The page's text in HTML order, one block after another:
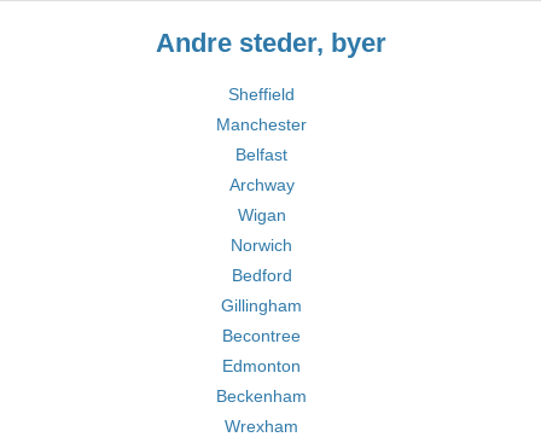
Andre steder, byer
Sheffield
Manchester
Belfast
Archway
Wigan
Norwich
Bedford
Gillingham
Becontree
Edmonton
Beckenham
Wrexham